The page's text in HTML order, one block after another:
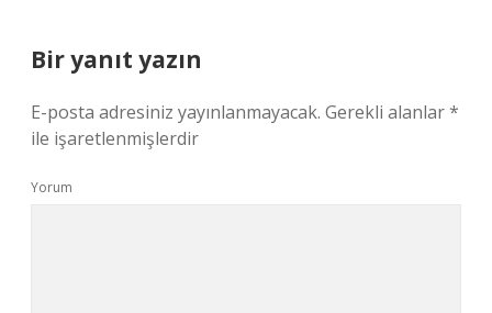
Bir yanıt yazın
E-posta adresiniz yayınlanmayacak. Gerekli alanlar*
ile işaretlenmişlerdir
Yorum